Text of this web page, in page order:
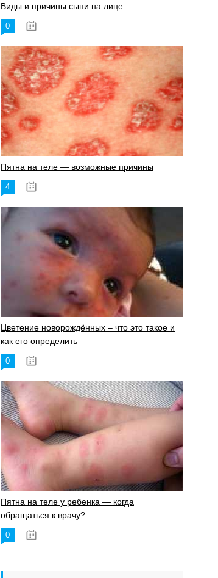
Виды и причины сыпи на лице
0
Пятна на теле — возможные причины
4
Цветение новорождённых – что это такое и
как его определить
0
Пятна на теле у ребенка — когда
обращаться к врачу?
0